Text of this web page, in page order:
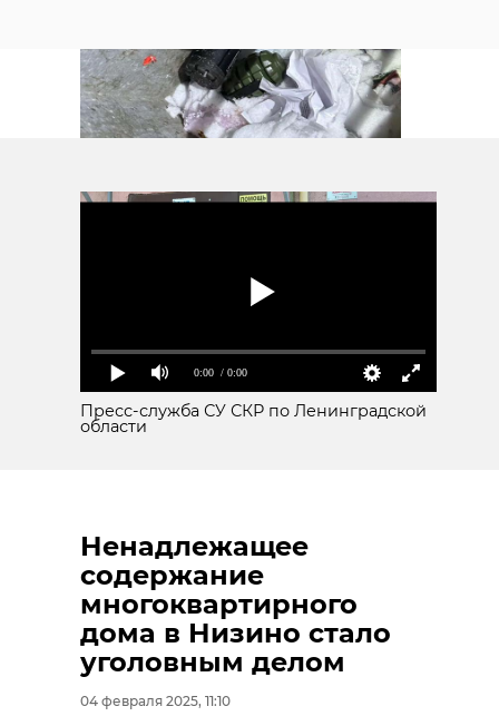
0:00 / 0:00
Пресс-служба СУ СКР по Ленинградской
области
Ненадлежащее
содержание
многоквартирного
дома в Низино стало
уголовным делом
04 февраля 2025, 11:10
Поделиться статьей:
РЕКОМЕНДУЕМ